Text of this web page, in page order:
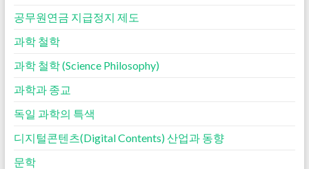
공무원연금 지급정지 제도
과학 철학
과학 철학 (Science Philosophy)
과학과 종교
독일 과학의 특색
디지털콘텐츠(Digital Contents) 산업과 동향
문학